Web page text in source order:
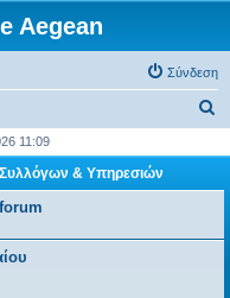
Aegean
Σύνδεση
ζ
11:09
& Υπηρεσιών